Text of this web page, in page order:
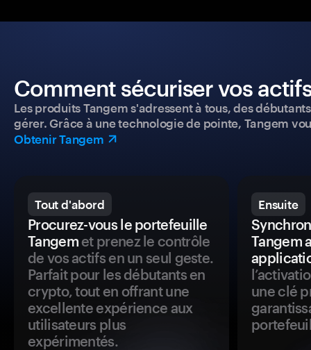
Comment sécuriser vos
Les produits Tangem s'adressent à tous, des
gérer. Grâce à une technologie de pointe, Tangem
Obtenir Tangem
Tout d'abord
Procurez-vous le portefeuille
Tangemet prenez le contrôle
de vos actifs en un seul geste.
Parfait pour les débutants en
crypto, tout en offrant une
excellente expérience aux
utilisateurs plus
expérimentés.
Ensuite
Tangem
une clé